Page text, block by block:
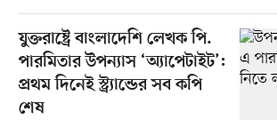
যুক্তরাষ্ট্রে বাংলাদেশি লেখক পি.
পারমিতার উপন্যাস ‘অ্যাপেটাইট’:
প্রথম দিনেই স্ট্র্যান্ডের সব কপি
শেষ